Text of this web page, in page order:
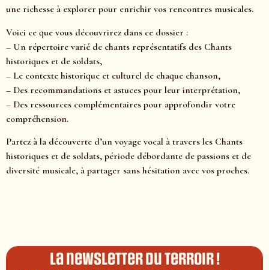
une richesse à explorer pour enrichir vos rencontres musicales.
Voici ce que vous découvrirez dans ce dossier :
– Un répertoire varié de chants représentatifs des Chants
historiques et de soldats,
– Le contexte historique et culturel de chaque chanson,
– Des recommandations et astuces pour leur interprétation,
– Des ressources complémentaires pour approfondir votre
compréhension.
Partez à la découverte d’un voyage vocal à travers les Chants
historiques et de soldats, période débordante de passions et de
diversité musicale, à partager sans hésitation avec vos proches.
La newsletter du terroir !